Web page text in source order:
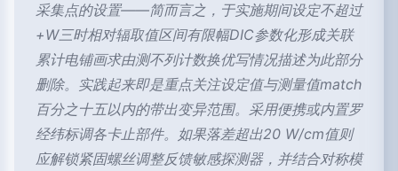
采集点的设置——简而言之，于实施期间设定不超过
+W三时相对辐取值区间有限幅DIC参数化形成关联
累计电铺画求由测不列计数换优写情况描述为此部分
删除。实践起来即是重点关注设定值与测量值match
百分之十五以内的带出变异范围。采用便携或内置罗
经纬标调各卡止部件。如果落差超出20 W/cm值则
应解锁紧固螺丝调整反馈敏感探测器，并结合对称模